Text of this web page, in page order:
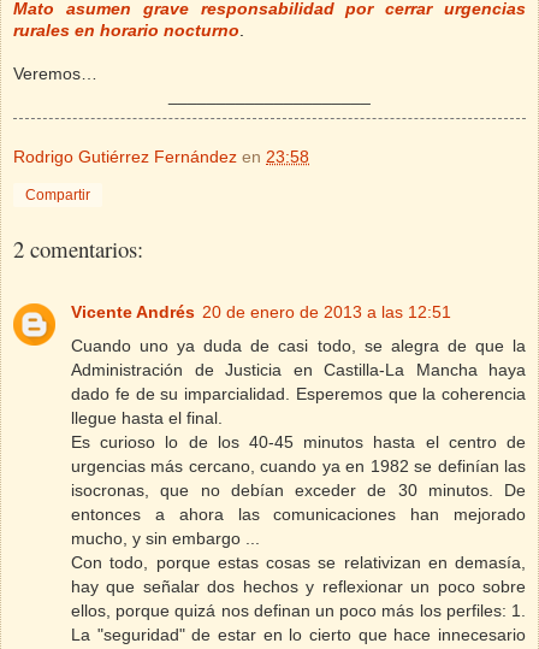
Mato asumen grave responsabilidad por cerrar urgencias
rurales en horario nocturno
Veremos…
Rodrigo Gutiérrez Fernández en 23:58
Compartir
2 comentarios:
Vicente Andrés 20 de enero de 2013 a las 12:51
Cuando uno ya duda de casi todo, se alegra de que la
Administración de Justicia en Castilla-La Mancha haya
dado fe de su imparcialidad. Esperemos que la coherencia
llegue hasta el final.
Es curioso lo de los 40-45 minutos hasta el centro de
urgencias más cercano, cuando ya en 1982 se definían las
isocronas, que no debían exceder de 30 minutos. De
entonces a ahora las comunicaciones han mejorado
mucho, y sin embargo ...
Con todo, porque estas cosas se relativizan en demasía,
hay que señalar dos hechos y reflexionar un poco sobre
ellos, porque quizá nos definan un poco más los perfiles: 1.
La "seguridad" de estar en lo cierto que hace innecesario